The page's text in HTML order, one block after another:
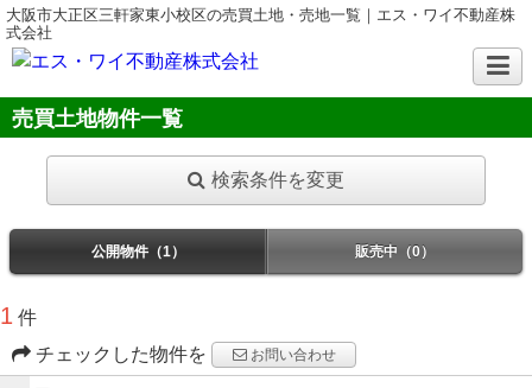
大阪市大正区三軒家東小校区の売買土地・売地一覧｜エス・ワイ不動産株
式会社
売買土地物件一覧
検索条件を変更
公開物件（1） 販売中（0）
1 件
チェックした物件を
お問い合わせ